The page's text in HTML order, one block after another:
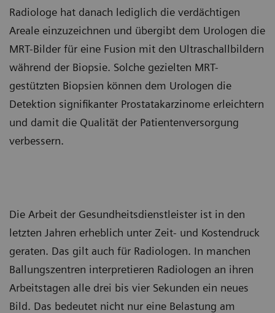
Radiologe hat danach lediglich die verdächtigen
Areale einzuzeichnen und übergibt dem Urologen die
MRT-Bilder für eine Fusion mit den Ultraschallbildern
während der Biopsie. Solche gezielten MRT-
gestützten Biopsien können dem Urologen die
Detektion signifikanter Prostatakarzinome erleichtern
und damit die Qualität der Patientenversorgung
verbessern.
Die Arbeit der Gesundheitsdienstleister ist in den
letzten Jahren erheblich unter Zeit- und Kostendruck
geraten. Das gilt auch für Radiologen. In manchen
Ballungszentren interpretieren Radiologen an ihren
Arbeitstagen alle drei bis vier Sekunden ein neues
Bild. Das bedeutet nicht nur eine Belastung am